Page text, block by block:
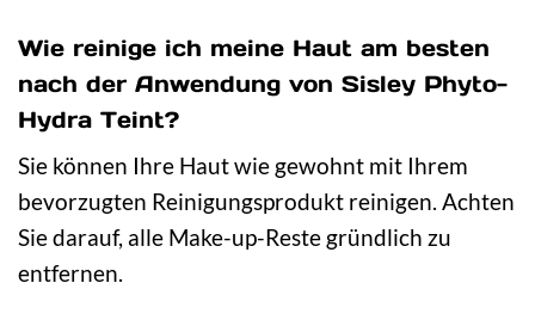
Wie reinige ich meine Haut am besten
nach der Anwendung von Sisley Phyto-
Hydra Teint?
Sie können Ihre Haut wie gewohnt mit Ihrem
bevorzugten Reinigungsprodukt reinigen. Achten
Sie darauf, alle Make-up-Reste gründlich zu
entfernen.